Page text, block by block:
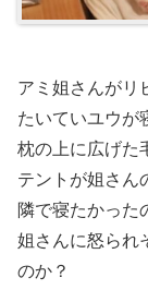
アミ姐さんがリ
たいていユウが
枕の上に広げた
テントが姐さん
隣で寝たかった
姐さんに怒られ
のか？